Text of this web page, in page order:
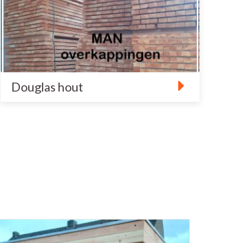
Douglas hout